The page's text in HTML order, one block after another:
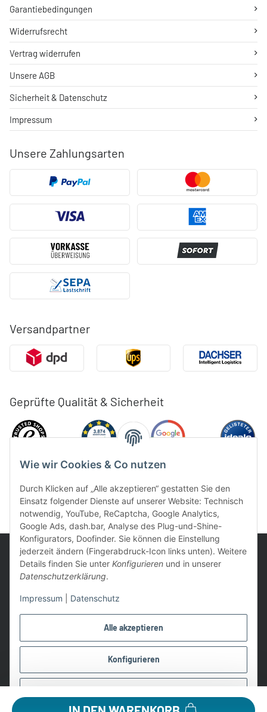
Alle akzeptieren
Konfigurieren
Wie wir Cookies & Co nutzen
Durch Klicken auf „Alle akzeptieren“ gestatten Sie den
Einsatz folgender Dienste auf unserer Website: Technisch
notwendig, YouTube, ReCaptcha, Google Analytics,
Google Ads, dash.bar, Analyse des Plug-und-Shine-
Konfigurators, Doofinder. Sie können die Einstellung
jederzeit ändern (Fingerabdruck-Icon links unten). Weitere
Details finden Sie unter Konfigurieren und in unserer
Datenschutzerklärung.
Impressum Datenschutz
Unsere Zahlungsarten
Versandpartner
Geprüfte Qualität & Sicherheit
Garantiebedingungen
Widerrufsrecht
Vertrag widerrufen
Unsere AGB
Sicherheit & Datenschutz
Impressum
UVP: Ist die unverbindliche Preisempfehlung des Herstellers für
* Gratis Versand ab 99 € innerhalb Deutschlands
getroffen, um sicherzustellen, dass es es sich um echte
Bewertungen handelt.
©2026 Lampen1a GmbH